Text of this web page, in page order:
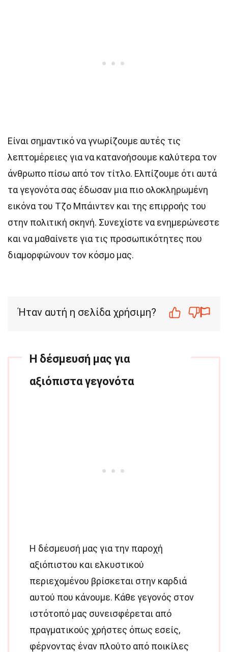
Είναι σημαντικό να γνωρίζουμε αυτές τις
λεπτομέρειες για να κατανοήσουμε καλύτερα τον
άνθρωπο πίσω από τον τίτλο. Ελπίζουμε ότι αυτά
τα γεγονότα σας έδωσαν μια πιο ολοκληρωμένη
εικόνα του Τζο Μπάιντεν και της επιρροής του
στην πολιτική σκηνή. Συνεχίστε να ενημερώνεστε
και να μαθαίνετε για τις προσωπικότητες που
διαμορφώνουν τον κόσμο μας.
Ήταν αυτή η σελίδα χρήσιμη?
Η δέσμευσή μας για
αξιόπιστα γεγονότα
Η δέσμευσή μας για την παροχή
αξιόπιστου και ελκυστικού
περιεχομένου βρίσκεται στην καρδιά
αυτού που κάνουμε. Κάθε γεγονός στον
ιστότοπό μας συνεισφέρεται από
πραγματικούς χρήστες όπως εσείς,
φέρνοντας έναν πλούτο από ποικίλες